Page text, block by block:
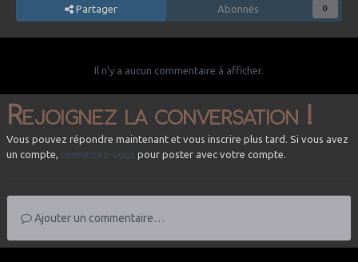
Partager Abonnés 0
Il n’y a aucun commentaire à afficher.
Rejoignez la conversation !
Vous pouvez répondre maintenant et vous inscrire plus tard. Si vous avez
un compte, connectez-vous pour poster avec votre compte.
Ajouter un commentaire…